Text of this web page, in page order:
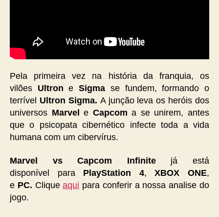
Pela primeira vez na história da franquia, os
vilões UltroneSigma se fundem, formando o
terrível Ultron Sigma. A junção leva os heróis dos
universos Marvele Capcoma se unirem, antes
que o psicopata cibernético infecte toda a vida
humana com um cibervírus.
Marvel vs Capcom Infinite já está
disponível para PlayStation 4, XBOX ONE,
e PC. Cliqueaqui para conferir a nossa analise do
jogo.